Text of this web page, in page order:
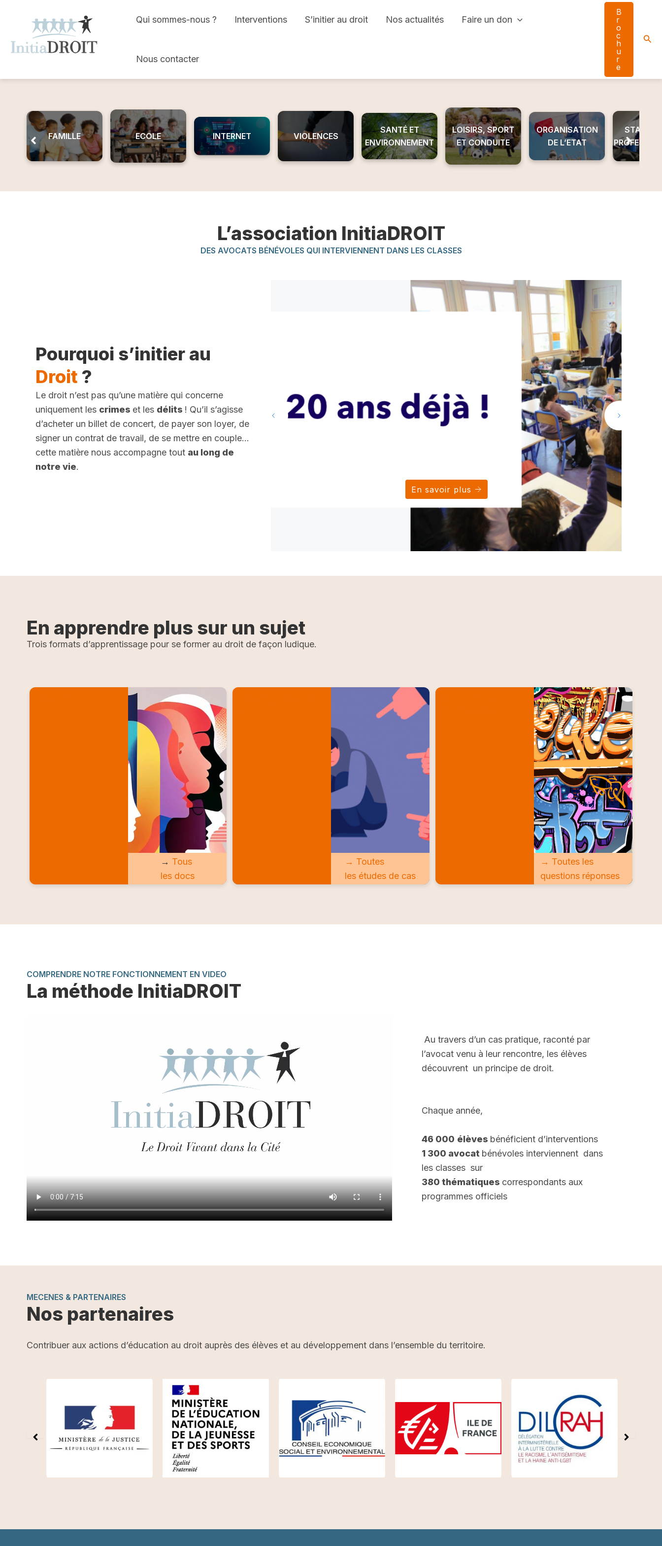
Qui sommes-nous ? Interventions S’initier au droit Nos actualités Faire un don
Nous contacter
B
r
o
c
h
u
r
e
FAMILLE ECOLE INTERNET VIOLENCES
SANTÉ ET
ENVIRONNEMENT
LOISIRS, SPORT
ET CONDUITE
ORGANISATION
DE L’ETAT
STAGE
L’association InitiaDROIT
DES AVOCATS BÉNÉVOLES QUI INTERVIENNENT DANS LES CLASSES
Pourquoi s’initier au
Droit ?
Le droit n’est pas qu’une matière qui concerne
uniquement les crimes et les délits ! Qu’il s’agisse
d’acheter un billet de concert, de payer son loyer, de
signer un contrat de travail, de se mettre en couple…
cette matière nous accompagne tout au long de
notre vie.
En savoir plus
En apprendre plus sur un sujet
Trois formats d’apprentissage pour se former au droit de façon ludique.
→ Tous
les docs
→ Toutes
les études de cas
→ Toutes les
questions réponses
COMPRENDRE NOTRE FONCTIONNEMENT EN VIDEO
La méthode InitiaDROIT
Au travers d’un cas pratique, raconté par
l’avocat venu à leur rencontre, les élèves
découvrent un principe de droit.
Chaque année,
46 000 élèves bénéficient d’interventions
1 300 avocat bénévoles interviennent dans
les classes sur
380 thématiques correspondants aux
programmes officiels
MECENES & PARTENAIRES
Nos partenaires
Contribuer aux actions d’éducation au droit auprès des élèves et au développement dans l’ensemble du territoire.